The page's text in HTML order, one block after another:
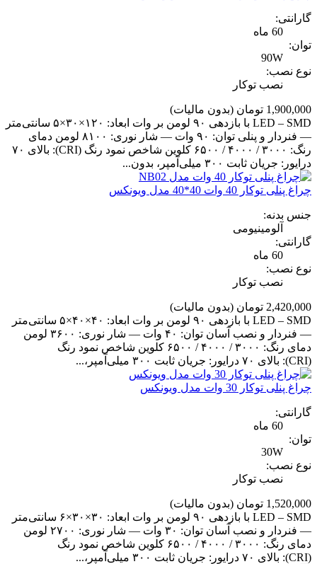
گارانتی:
60 ماه
توان:
90W
نوع نصب:
نصب توکار
1,900,000 تومان
(بدون مالیات)
LED – SMD با بازدهی ۹۰ لومن بر وات ابعاد: ۱۲۰×۳۰×۵ سانتی‌متر
— فنردار و پنلی توان: ۹۰ وات — شار نوری: ۸۱۰۰ لومن دمای
رنگ: ۳۰۰۰ / ۴۰۰۰ / ۶۵۰۰ کلوین شاخص نمود رنگ (CRI): بالای ۷۰
درایور: جریان ثابت ۳۰۰ میلی‌آمپر، بدون...
چراغ پنلی توکار 40 وات 40*40 مدل ویونکس
جنس بدنه:
آلومینیومی
گارانتی:
60 ماه
نوع نصب:
نصب توکار
2,420,000 تومان
(بدون مالیات)
LED – SMD با بازدهی ۹۰ لومن بر وات ابعاد: ۴۰×۴۰×۵ سانتی‌متر
— فنردار و نصب آسان توان: ۴۰ وات — شار نوری: ۳۶۰۰ لومن
دمای رنگ: ۳۰۰۰ / ۴۰۰۰ / ۶۵۰۰ کلوین شاخص نمود رنگ
(CRI): بالای ۷۰ درایور: جریان ثابت ۳۰۰ میلی‌آمپر،...
چراغ پنلی توکار 30 وات مدل ویونکس
گارانتی:
60 ماه
توان:
30W
نوع نصب:
نصب توکار
1,520,000 تومان
(بدون مالیات)
LED – SMD با بازدهی ۹۰ لومن بر وات ابعاد: ۳۰×۳۰×۶ سانتی‌متر
— فنردار و نصب آسان توان: ۳۰ وات — شار نوری: ۲۷۰۰ لومن
دمای رنگ: ۳۰۰۰ / ۴۰۰۰ / ۶۵۰۰ کلوین شاخص نمود رنگ
(CRI): بالای ۷۰ درایور: جریان ثابت ۳۰۰ میلی‌آمپر،...